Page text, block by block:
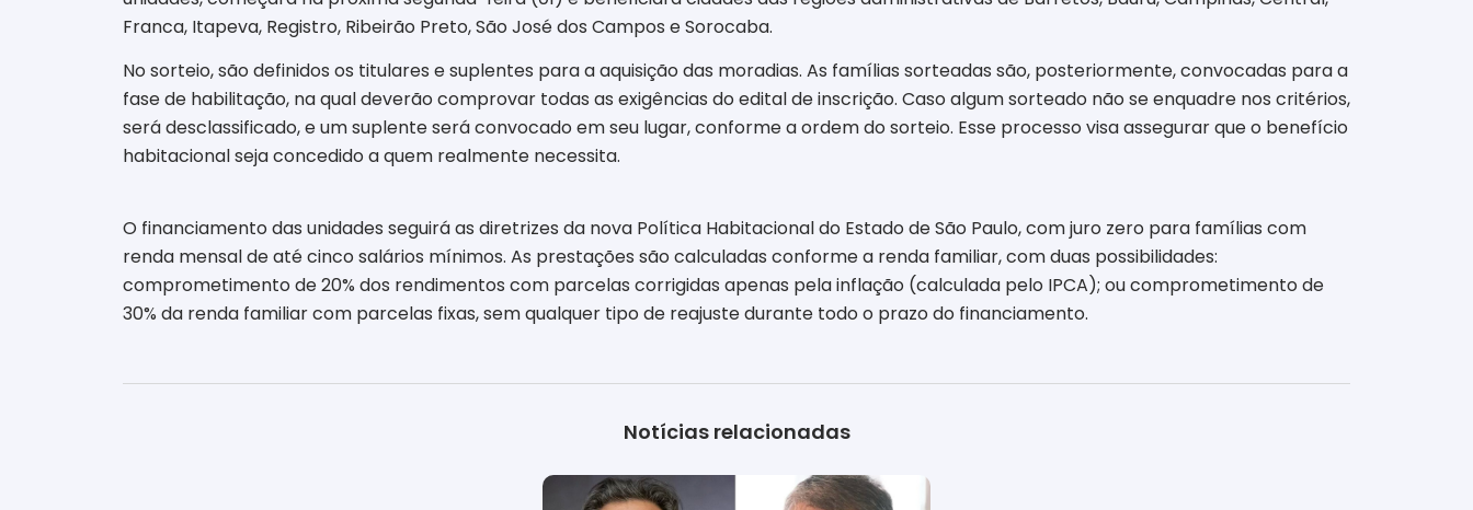
Franca, Itapeva, Registro, Ribeirão Preto, São José dos Campos e Sorocaba.
No sorteio, são definidos os titulares e suplentes para a aquisição das moradias. As famílias sorteadas são, posteriormente, convocadas para a
fase de habilitação, na qual deverão comprovar todas as exigências do edital de inscrição. Caso algum sorteado não se enquadre nos critérios,
será desclassificado, e um suplente será convocado em seu lugar, conforme a ordem do sorteio. Esse processo visa assegurar que o benefício
habitacional seja concedido a quem realmente necessita.
O financiamento das unidades seguirá as diretrizes da nova Política Habitacional do Estado de São Paulo, com juro zero para famílias com
renda mensal de até cinco salários mínimos. As prestações são calculadas conforme a renda familiar, com duas possibilidades:
comprometimento de 20% dos rendimentos com parcelas corrigidas apenas pela inflação (calculada pelo IPCA); ou comprometimento de
30% da renda familiar com parcelas fixas, sem qualquer tipo de reajuste durante todo o prazo do financiamento.
Notícias relacionadas